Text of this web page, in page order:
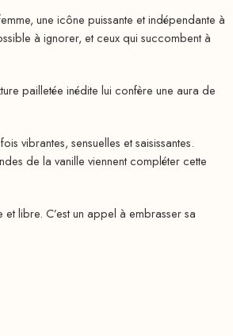
une icône puissante et indépendante à
à ignorer, et ceux qui succombent à
pailletée inédite lui confère une aura de
vibrantes, sensuelles et saisissantes.
de la vanille viennent compléter cette
libre. C’est un appel à embrasser sa